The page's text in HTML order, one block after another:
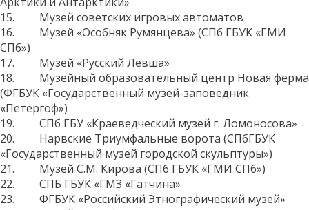
15. Музей советских игровых автоматов
16. Музей «Особняк Румянцева» (СПб ГБУК «ГМИ
СПб»)
17. Музей «Русский Левша»
18. Музейный образовательный центр Новая ферма
(ФГБУК «Государственный музей-заповедник
«Петергоф»)
19. СПб ГБУ «Краеведческий музей г. Ломоносова»
20. Нарвские Триумфальные ворота (СПбГБУК
«Государственный музей городской скульптуры»)
21. Музей С.М. Кирова (СПб ГБУК «ГМИ СПб»)
22. СПБ ГБУК «ГМЗ «Гатчина»
23. ФГБУК «Российский Этнографический музей»